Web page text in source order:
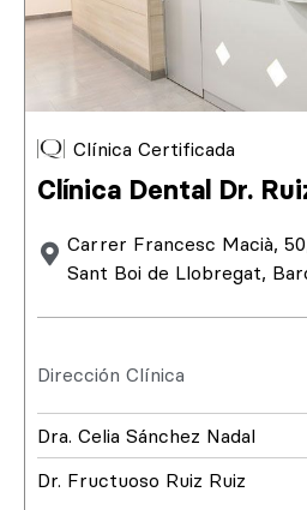
Clínica Certificada
Clínica Dental Dr.
Carrer Francesc Macià,
Sant Boi de Llobregat,
Dirección Clínica
Dra. Celia Sánchez Nadal
Dr. Fructuoso Ruiz Ruiz